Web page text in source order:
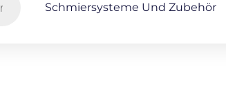
Schmiersysteme Und Zubehör